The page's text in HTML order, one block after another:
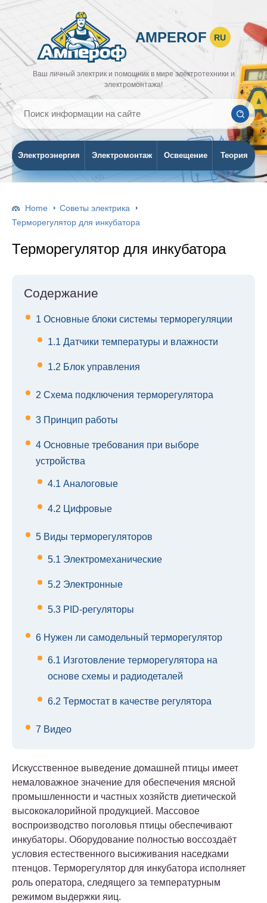
AMPEROF RU
Ваш личный электрик и помощник в мире электротехники и
электромонтажа!
Электроэнергия Электромонтаж Освещение Теория
Home
Советы электрика
Терморегулятор для инкубатора
Терморегулятор для инкубатора
Содержание
1 Основные блоки системы терморегуляции
1.1 Датчики температуры и влажности
1.2 Блок управления
2 Схема подключения терморегулятора
3 Принцип работы
4 Основные требования при выборе
устройства
4.1 Аналоговые
4.2 Цифровые
5 Виды терморегуляторов
5.1 Электромеханические
5.2 Электронные
5.3 PID-регуляторы
6 Нужен ли самодельный терморегулятор
6.1 Изготовление терморегулятора на
основе схемы и радиодеталей
6.2 Термостат в качестве регулятора
7 Видео
Искусственное выведение домашней птицы имеет
немаловажное значение для обеспечения мясной
промышленности и частных хозяйств диетической
высококалорийной продукцией. Массовое
воспроизводство поголовья птицы обеспечивают
инкубаторы. Оборудование полностью воссоздаёт
условия естественного высиживания наседками
птенцов. Терморегулятор для инкубатора исполняет
роль оператора, следящего за температурным
режимом выдержки яиц.